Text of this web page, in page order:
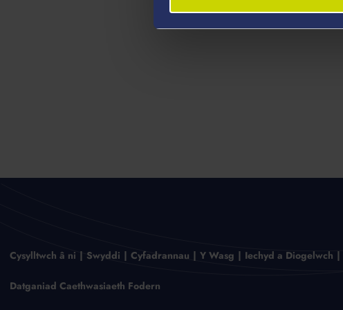
Cysylltwch â ni Swyddi Cyfadrannau Y Wasg Iechyd a Diogelwch
Datganiad Caethwasiaeth Fodern